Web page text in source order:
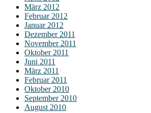
März 2012
Februar 2012
Januar 2012
Dezember 2011
November 2011
Oktober 2011
Juni 2011
März 2011
Februar 2011
Oktober 2010
September 2010
August 2010